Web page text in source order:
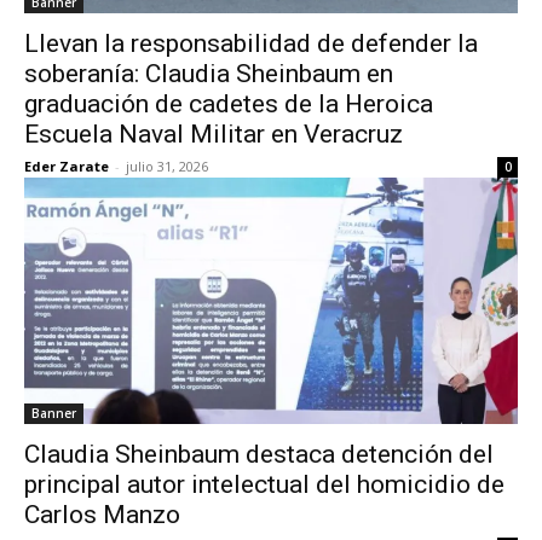
Llevan la responsabilidad de defender la
soberanía: Claudia Sheinbaum en
graduación de cadetes de la Heroica
Escuela Naval Militar en Veracruz
Eder Zarate - julio 31, 2026 0
Banner
Claudia Sheinbaum destaca detención del
principal autor intelectual del homicidio de
Carlos Manzo